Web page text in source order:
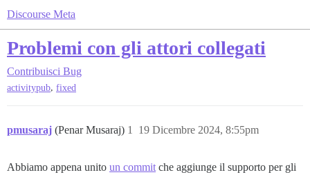
Discourse Meta
Problemi con gli attori collegati
Contribuisci Bug
activitypub, fixed
pmusaraj (Penar Musaraj) 19 Dicembre 2024, 8:55pm
1
Abbiamo appena unito un commit che aggiunge il supporto per gli